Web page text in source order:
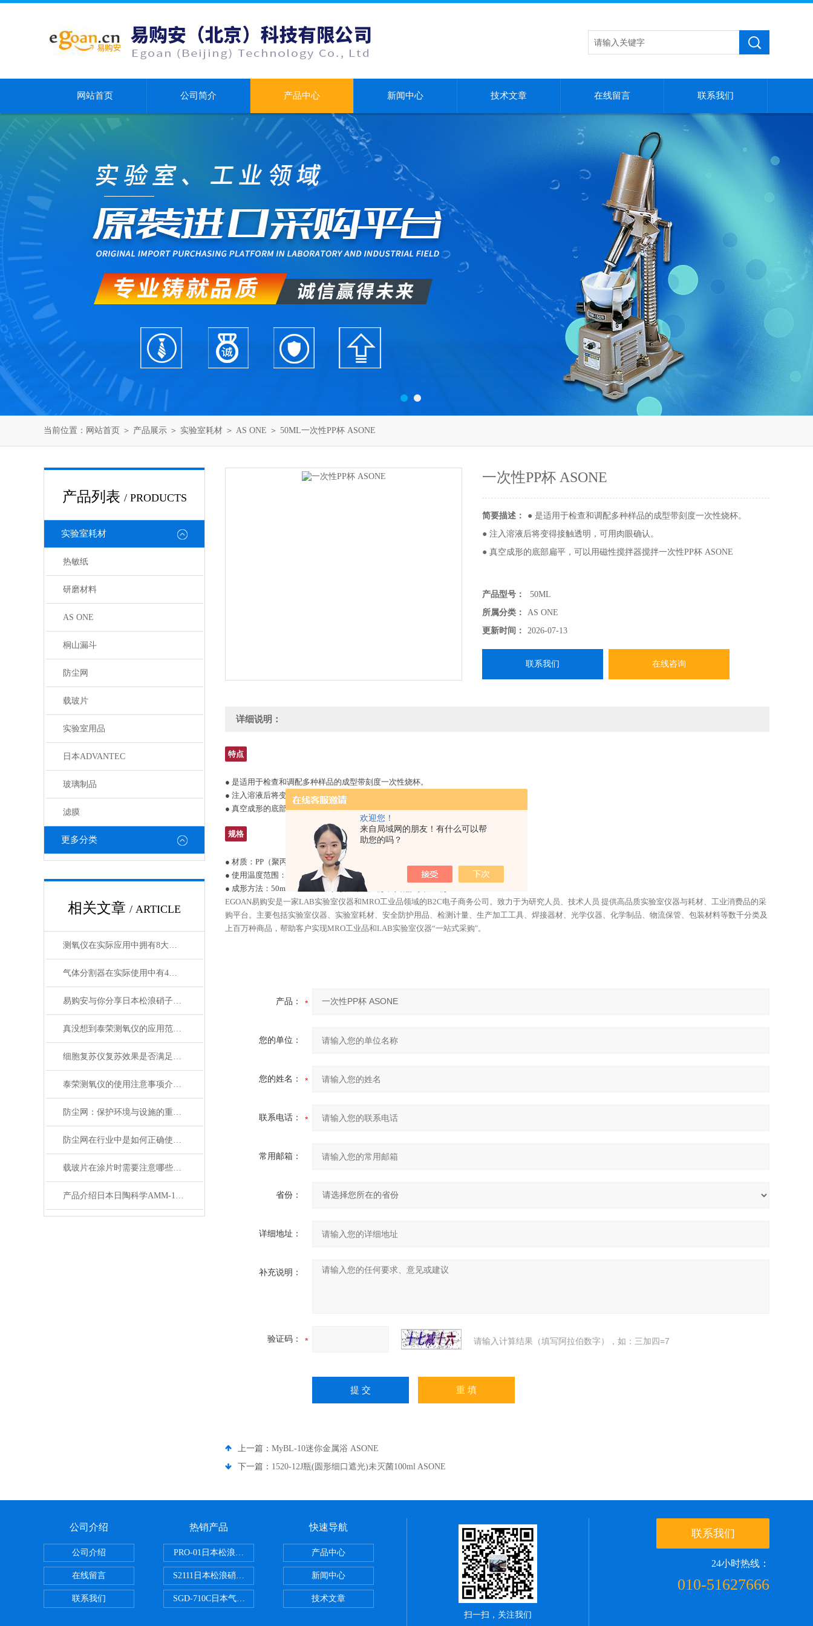
欢迎您！
来自局域网的朋友！有什么可以帮
助您的吗？
网站首页 公司简介 产品中心 新闻中心 技术文章 在线留言 联系我们
当前位置： 网站首页 ＞ 产品展示 ＞ 实验室耗材 ＞ AS ONE ＞ 50ML一次性PP杯 ASONE
产品列表 / PRODUCTS
实验室耗材
热敏纸
研磨材料
AS ONE
桐山漏斗
防尘网
载玻片
实验室用品
日本ADVANTEC
玻璃制品
滤膜
更多分类
相关文章 / ARTICLE
测氧仪在实际应用中拥有8大特点
气体分割器在实际使用中有4大特性
易购安与你分享日本松浪硝子和玉之间的区别
真没想到泰荣测氧仪的应用范围如此之广
细胞复苏仪复苏效果是否满足您的实际要求？
泰荣测氧仪的使用注意事项介绍及操作规程
防尘网：保护环境与设施的重要工具
防尘网在行业中是如何正确使用的？
载玻片在涂片时需要注意哪些问题？
产品介绍日本日陶科学AMM-140D玛瑙自动乳钵自动粉碎机
一次性PP杯 ASONE
简要描述：
● 是适用于检查和调配多种样品的成型带刻度一次性烧杯。
● 注入溶液后将变得接触透明，可用肉眼确认。
● 真空成形的底部扁平，可以用磁性搅拌器搅拌一次性PP杯 ASONE
产品型号：
50ML
所属分类：
AS ONE
更新时间：
2026-07-13
联系我们 在线咨询
详细说明：
特点
● 是适用于检查和调配多种样品的成型带刻度一次性烧杯。
● 注入溶液后将变得接触透明，可用肉眼确认。
● 真空成形的底部扁平，可以用磁性搅拌器搅拌。一次性PP杯 ASONE
规格
● 材质：PP（聚丙烯）
● 使用温度范围：0～100℃ 一次性PP杯 ASONE
● 成形方法：50ml・150ml・2l／挤压吹塑成形、其他／真空成形
EGOAN易购安是一家LAB实验室仪器和MRO工业品领域的B2C电子商务公司。致力于为研究人员、技术人员 提供高品质实验室仪器与耗材、工业消费品的采
购平台。主要包括实验室仪器、实验室耗材、安全防护用品、检测计量、生产加工工具、焊接器材、光学仪器、化学制品、物流保管、包装材料等数千分类及
上百万种商品，帮助客户实现MRO工业品和LAB实验室仪器“一站式采购"。
产品：
您的单位：
您的姓名：
联系电话：
常用邮箱：
省份：
详细地址：
补充说明：
验证码： 请输入计算结果（填写阿拉伯数字），如：三加四=7
上一篇： MyBL-10迷你金属浴 ASONE
下一篇： 1520-12J瓶(圆形细口遮光)未灭菌100ml ASONE
公司介绍
公司介绍
在线留言
联系我们
热销产品
PRO-01日本松浪硝子玻璃制品载玻片
S2111日本松浪硝子载玻片
SGD-710C日本气体分割器
快速导航
产品中心
新闻中心
技术文章
扫一扫，关注我们
联系我们
24小时热线：
010-51627666